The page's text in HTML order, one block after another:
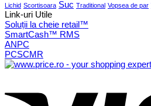
Lichid Scortisoara Suc Traditional Vopsea de par
Link-uri Utile
Soluții la cheie retail™
SmartCash™ RMS
ANPC
PCSCMR